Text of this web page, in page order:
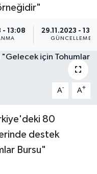
- 13:08 29.11.2023 -
GÜNCELLEME
A- A+
80
destek
Bursu"